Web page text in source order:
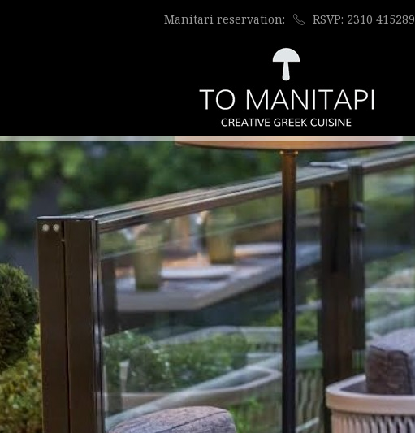
Manitari reservation: RSVP: 2310 415289